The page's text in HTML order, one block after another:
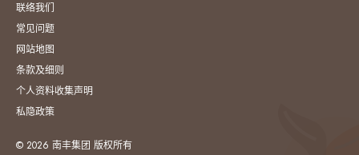
联络我们
常见问题
网站地图
条款及细则
个人资料收集声明
私隐政策
© 2026 南丰集团 版权所有